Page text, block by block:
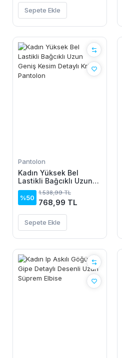
Sepete Ekle
Pantolon
Kadın Yüksek Bel
Lastikli Bağcıklı Uzun
Geniş Kesim Detaylı
Krinkıl Pantolon
%50
1.538,99 TL
768,99 TL
Sepete Ekle